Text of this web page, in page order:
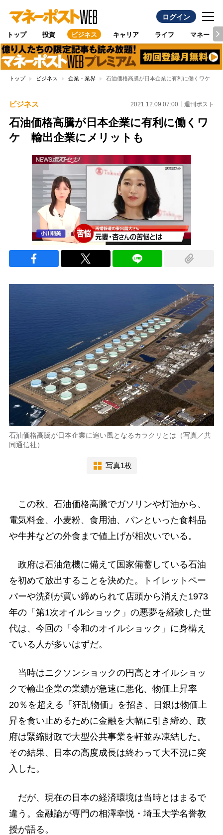
ログイン
トップ 投資 ビジネス キャリア ライフ マネー
トップ ビジネス 企業・業界 石油価格高騰が日本企業に有利に働くワケ 輸
ビジネス 2021.12.09 07:00 週刊ポスト
石油価格高騰が日本企業に有利に働くワ
ケ 輸出企業にメリットも
石油価格高騰が日本企業に追い風となるカラクリとは（写真／共
同通信社）
写真1枚
この秋、石油価格高騰でガソリンや灯油から、
電気料金、小麦粉、食用油、パンといった食料品
や牛丼などの外食まで値上げが相次いでいる。
政府は石油危機に備えて国家備蓄している石油
を初めて放出することを決めた。トイレットペー
パーや洗剤が買い締められて店頭から消えた1973
年の「第1次オイルショック」の悪夢を経験した世
代は、今回の「令和のオイルショック」に身構え
ている人が多いはずだ。
当時はニクソンショックの円高とオイルショッ
クで輸出企業の業績が急速に悪化、物価上昇率
20％を超える「狂乱物価」を招き、日銀は物価上
昇を食い止めるために金融を大幅に引き締め、政
府は緊縮財政で大型公共事業を軒並み凍結した。
その結果、日本の高度成長は終わって大不況に突
入した。
だが、現在の日本の経済環境は当時とはまるで
違う。金融論が専門の相澤幸悦・埼玉大学名誉教
授が語る。